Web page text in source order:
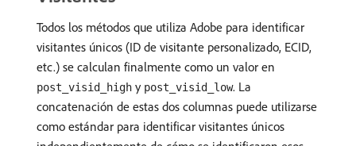
Todos los métodos que utiliza Adobe para identificar
visitantes únicos (ID de visitante personalizado, ECID,
etc.) se calculan finalmente como un valor en
post_visid_high y post_visid_low. La
concatenación de estas dos columnas puede utilizarse
como estándar para identificar visitantes únicos